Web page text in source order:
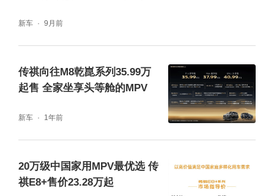
摸中控屏，提升了内饰的科技氛围。新车搭载
新车 9月前
传祺向往M8乾崑系列35.99万
起售 全家坐享头等舱的MPV
新车 1年前
20万级中国家用MPV最优选 传
祺E8+售价23.28万起